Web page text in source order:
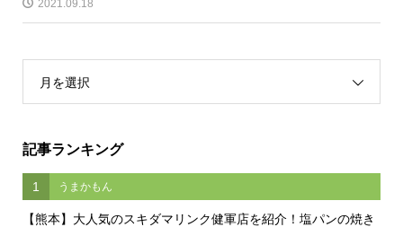
2021.09.18
月を選択
記事ランキング
1 うまかもん
【熊本】大人気のスキダマリンク健軍店を紹介！塩パンの焼き